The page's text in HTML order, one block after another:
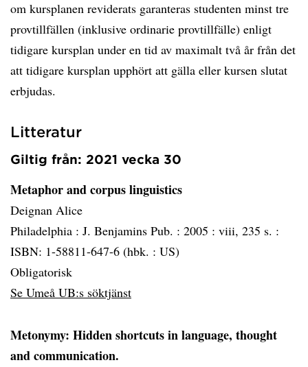
om kursplanen reviderats garanteras studenten minst tre
provtillfällen (inklusive ordinarie provtillfälle) enligt
tidigare kursplan under en tid av maximalt två år från det
att tidigare kursplan upphört att gälla eller kursen slutat
erbjudas.
Litteratur
Giltig från: 2021 vecka 30
Metaphor and corpus linguistics
Deignan Alice
Philadelphia : J. Benjamins Pub. : 2005 : viii, 235 s. :
ISBN: 1-58811-647-6 (hbk. : US)
Obligatorisk
Se Umeå UB:s söktjänst
Metonymy: Hidden shortcuts in language, thought
and communication.